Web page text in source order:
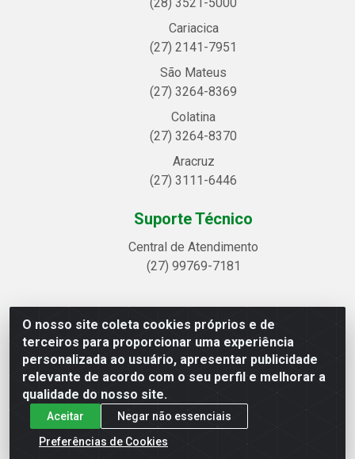
O nosso site coleta cookies próprios e de
terceiros para proporcionar uma experiência
personalizada ao usuário, apresentar publicidade
relevante de acordo com o seu perfil e melhorar a
qualidade do nosso site.
Aceitar
Negar não essenciais
Preferências de Cookies
Cariacica
(27) 2141-7951
São Mateus
(27) 3264-8369
Colatina
(27) 3264-8370
Aracruz
(27) 3111-6446
Suporte Técnico
Central de Atendimento
(27) 99769-7181
Linhavix Distribuidora LTDA - Avenida Alegre, 2521 -
Quadra314 Lote 05 e 07 - Shell, Linhares/ES - CEP
29.901-605 - CNPJ 20.857.514/0001-75